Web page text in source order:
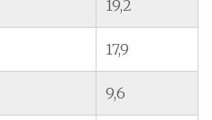
19,2
17,9
9,6